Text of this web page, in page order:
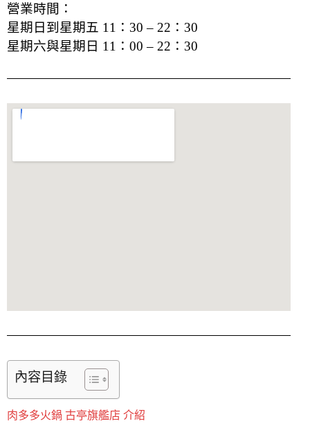
營業時間：
星期日到星期五 11：30 – 22：30
星期六與星期日 11：00 – 22：30
內容目錄
肉多多火鍋 古亭旗艦店 介紹